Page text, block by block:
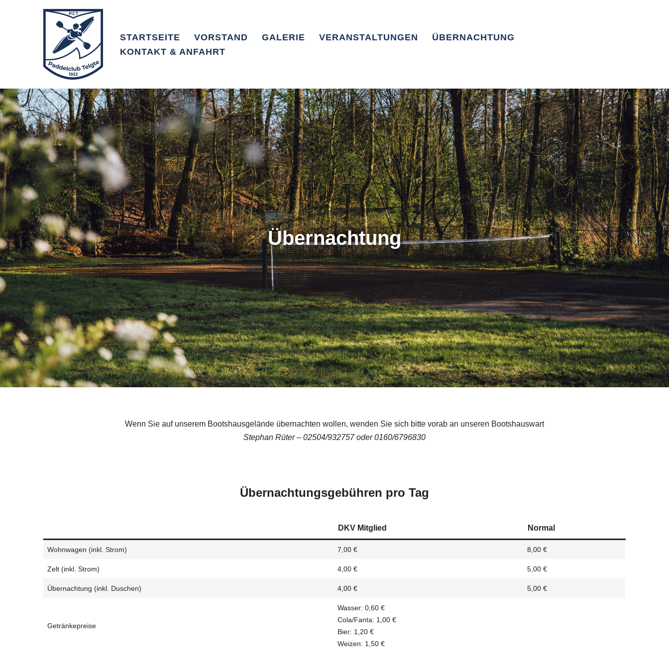
STARTSEITE VORSTAND GALERIE VERANSTALTUNGEN
ÜBERNACHTUNG
KONTAKT & ANFAHRT
Übernachtung
Wenn Sie auf unserem Bootshausgelände übernachten wollen, wenden Sie sich bitte vorab an unseren Bootshauswart
Stephan Rüter – 02504/932757 oder 0160/6796830
Übernachtungsgebühren pro Tag
DKV Mitglied Normal
Wohnwagen (inkl. Strom) 7,00 € 8,00 €
Zelt (inkl. Strom) 4,00 € 5,00 €
Übernachtung (inkl. Duschen) 4,00 € 5,00 €
Getränkepreise
Wasser: 0,60 €
Cola/Fanta: 1,00 €
Bier: 1,20 €
Weizen: 1,50 €